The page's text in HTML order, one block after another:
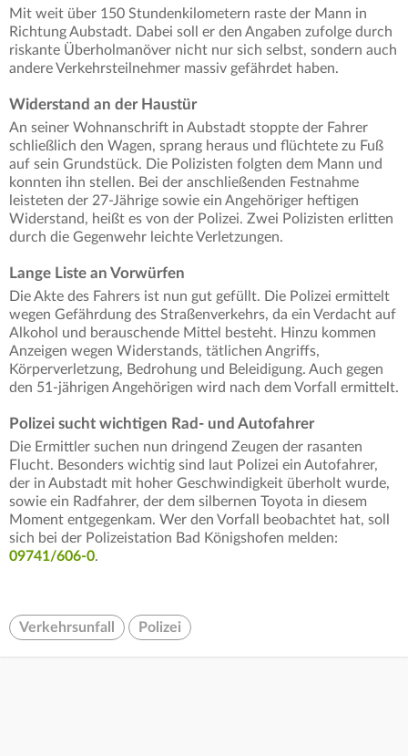
Mit weit über 150 Stundenkilometern raste der Mann in
Richtung Aubstadt. Dabei soll er den Angaben zufolge durch
riskante Überholmanöver nicht nur sich selbst, sondern auch
andere Verkehrsteilnehmer massiv gefährdet haben.
Widerstand an der Haustür
An seiner Wohnanschrift in Aubstadt stoppte der Fahrer
schließlich den Wagen, sprang heraus und flüchtete zu Fuß
auf sein Grundstück. Die Polizisten folgten dem Mann und
konnten ihn stellen. Bei der anschließenden Festnahme
leisteten der 27-Jährige sowie ein Angehöriger heftigen
Widerstand, heißt es von der Polizei. Zwei Polizisten erlitten
durch die Gegenwehr leichte Verletzungen.
Lange Liste an Vorwürfen
Die Akte des Fahrers ist nun gut gefüllt. Die Polizei ermittelt
wegen Gefährdung des Straßenverkehrs, da ein Verdacht auf
Alkohol und berauschende Mittel besteht. Hinzu kommen
Anzeigen wegen Widerstands, tätlichen Angriffs,
Körperverletzung, Bedrohung und Beleidigung. Auch gegen
den 51-jährigen Angehörigen wird nach dem Vorfall ermittelt.
Polizei sucht wichtigen Rad- und Autofahrer
Die Ermittler suchen nun dringend Zeugen der rasanten
Flucht. Besonders wichtig sind laut Polizei ein Autofahrer,
der in Aubstadt mit hoher Geschwindigkeit überholt wurde,
sowie ein Radfahrer, der dem silbernen Toyota in diesem
Moment entgegenkam. Wer den Vorfall beobachtet hat, soll
sich bei der Polizeistation Bad Königshofen melden:
09741/606-0.
Verkehrsunfall Polizei